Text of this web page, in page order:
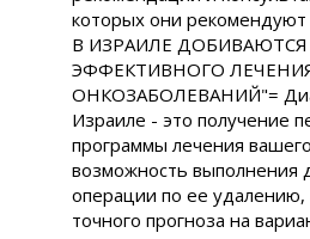
которых они
В ИЗРАИЛЕ
ЭФФЕКТИВНОГО
ОНКОЗАБОЛЕВАНИЙ"=
Израиле - это получение
программы лечения
возможность выполнения
операции по ее удалению,
точного прогноза на